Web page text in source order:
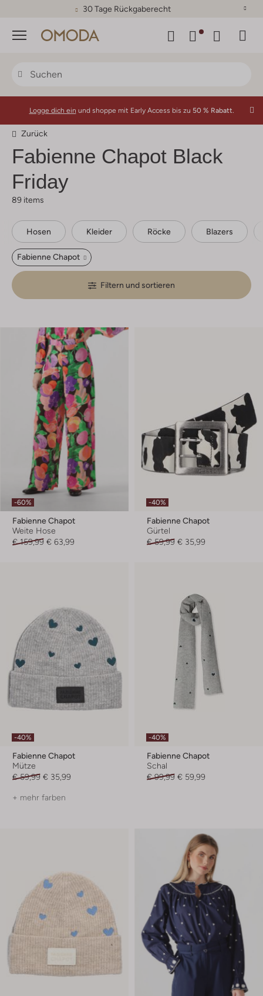
30 Tage Rückgaberecht
Menü
Logge dich ein und shoppe mit Early Access bis zu 50 % Rabatt.
Zurück
Fabienne Chapot Black
Friday
89 items
Hosen Kleider Röcke Blazers
Fabienne Chapot
Filtern und sortieren
-60%
Fabienne Chapot
Weite Hose
€ 159,99 € 63,99
-40%
Fabienne Chapot
Gürtel
€ 59,99 € 35,99
-40%
Fabienne Chapot
Mütze
€ 59,99 € 35,99
+ mehr farben
-40%
Fabienne Chapot
Schal
€ 99,99 € 59,99